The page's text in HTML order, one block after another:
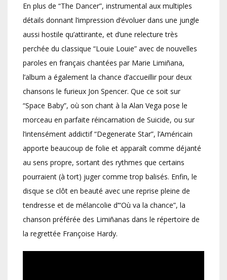
En plus de “The Dancer”, instrumental aux multiples
détails donnant l’impression d’évoluer dans une jungle
aussi hostile qu’attirante, et d’une relecture très
perchée du classique “Louie Louie” avec de nouvelles
paroles en français chantées par Marie Limiñana,
l’album a également la chance d’accueillir pour deux
chansons le furieux Jon Spencer. Que ce soit sur
“Space Baby”, où son chant à la Alan Vega pose le
morceau en parfaite réincarnation de Suicide, ou sur
l’intensément addictif “Degenerate Star”, l’Américain
apporte beaucoup de folie et apparaît comme déjanté
au sens propre, sortant des rythmes que certains
pourraient (à tort) juger comme trop balisés. Enfin, le
disque se clôt en beauté avec une reprise pleine de
tendresse et de mélancolie d’“Où va la chance”, la
chanson préférée des Limiñanas dans le répertoire de
la regrettée Françoise Hardy.